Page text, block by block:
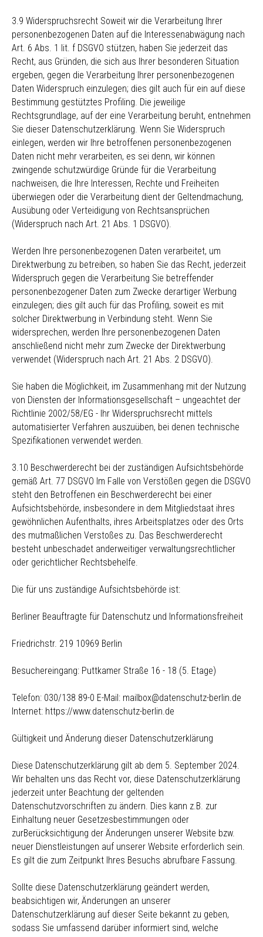
3.9 Widerspruchsrecht Soweit wir die Verarbeitung Ihrer
personenbezogenen Daten auf die Interessenabwägung nach
Art. 6 Abs. 1 lit. f DSGVO stützen, haben Sie jederzeit das
Recht, aus Gründen, die sich aus Ihrer besonderen Situation
ergeben, gegen die Verarbeitung Ihrer personenbezogenen
Daten Widerspruch einzulegen; dies gilt auch für ein auf diese
Bestimmung gestütztes Profiling. Die jeweilige
Rechtsgrundlage, auf der eine Verarbeitung beruht, entnehmen
Sie dieser Datenschutzerklärung. Wenn Sie Widerspruch
einlegen, werden wir Ihre betroffenen personenbezogenen
Daten nicht mehr verarbeiten, es sei denn, wir können
zwingende schutzwürdige Gründe für die Verarbeitung
nachweisen, die Ihre Interessen, Rechte und Freiheiten
überwiegen oder die Verarbeitung dient der Geltendmachung,
Ausübung oder Verteidigung von Rechtsansprüchen
(Widerspruch nach Art. 21 Abs. 1 DSGVO).
Werden Ihre personenbezogenen Daten verarbeitet, um
Direktwerbung zu betreiben, so haben Sie das Recht, jederzeit
Widerspruch gegen die Verarbeitung Sie betreffender
personenbezogener Daten zum Zwecke derartiger Werbung
einzulegen; dies gilt auch für das Profiling, soweit es mit
solcher Direktwerbung in Verbindung steht. Wenn Sie
widersprechen, werden Ihre personenbezogenen Daten
anschließend nicht mehr zum Zwecke der Direktwerbung
verwendet (Widerspruch nach Art. 21 Abs. 2 DSGVO).
Sie haben die Möglichkeit, im Zusammenhang mit der Nutzung
von Diensten der Informationsgesellschaft – ungeachtet der
Richtlinie 2002/58/EG - Ihr Widerspruchsrecht mittels
automatisierter Verfahren auszuüben, bei denen technische
Spezifikationen verwendet werden.
3.10 Beschwerderecht bei der zuständigen Aufsichtsbehörde
gemäß Art. 77 DSGVO Im Falle von Verstößen gegen die DSGVO
steht den Betroffenen ein Beschwerderecht bei einer
Aufsichtsbehörde, insbesondere in dem Mitgliedstaat ihres
gewöhnlichen Aufenthalts, ihres Arbeitsplatzes oder des Orts
des mutmaßlichen Verstoßes zu. Das Beschwerderecht
besteht unbeschadet anderweitiger verwaltungsrechtlicher
oder gerichtlicher Rechtsbehelfe.
Die für uns zuständige Aufsichtsbehörde ist:
Berliner Beauftragte für Datenschutz und Informationsfreiheit
Friedrichstr. 219 10969 Berlin
Besuchereingang: Puttkamer Straße 16 - 18 (5. Etage)
Telefon: 030/138 89-0 E-Mail: mailbox@datenschutz-berlin.de
Internet: https://www.datenschutz-berlin.de
Gültigkeit und Änderung dieser Datenschutzerklärung
Diese Datenschutzerklärung gilt ab dem 5. September 2024.
Wir behalten uns das Recht vor, diese Datenschutzerklärung
jederzeit unter Beachtung der geltenden
Datenschutzvorschriften zu ändern. Dies kann z.B. zur
Einhaltung neuer Gesetzesbestimmungen oder
zurBerücksichtigung der Änderungen unserer Website bzw.
neuer Dienstleistungen auf unserer Website erforderlich sein.
Es gilt die zum Zeitpunkt Ihres Besuchs abrufbare Fassung.
Sollte diese Datenschutzerklärung geändert werden,
beabsichtigen wir, Änderungen an unserer
Datenschutzerklärung auf dieser Seite bekannt zu geben,
sodass Sie umfassend darüber informiert sind, welche